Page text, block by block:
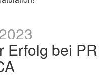
Erfolg bei